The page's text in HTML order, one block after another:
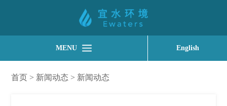
MENU English
首页 > 新闻动态 > 新闻动态